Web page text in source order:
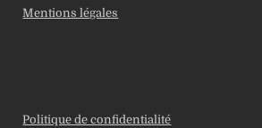
Mentions légales
Politique de confidentialité